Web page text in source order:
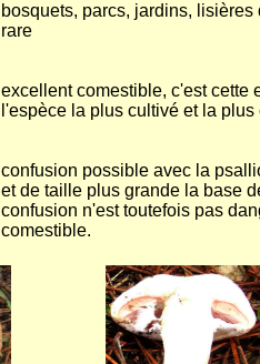
bosquets, parcs, jardins,
rare
excellent comestible, c'est cette
l'espèce la plus cultivé et la
confusion possible avec la
et de taille plus grande la base
confusion n'est toutefois pas
comestible.